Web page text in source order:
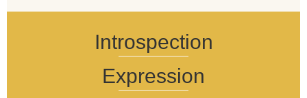
Introspection
Expression